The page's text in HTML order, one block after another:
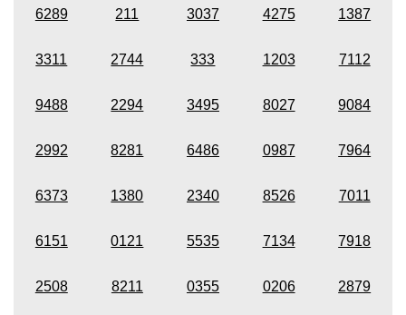
6289 211 3037 4275 1387
3311 2744 333 1203 7112
9488 2294 3495 8027 9084
2992 8281 6486 0987 7964
6373 1380 2340 8526 7011
6151 0121 5535 7134 7918
2508 8211 0355 0206 2879